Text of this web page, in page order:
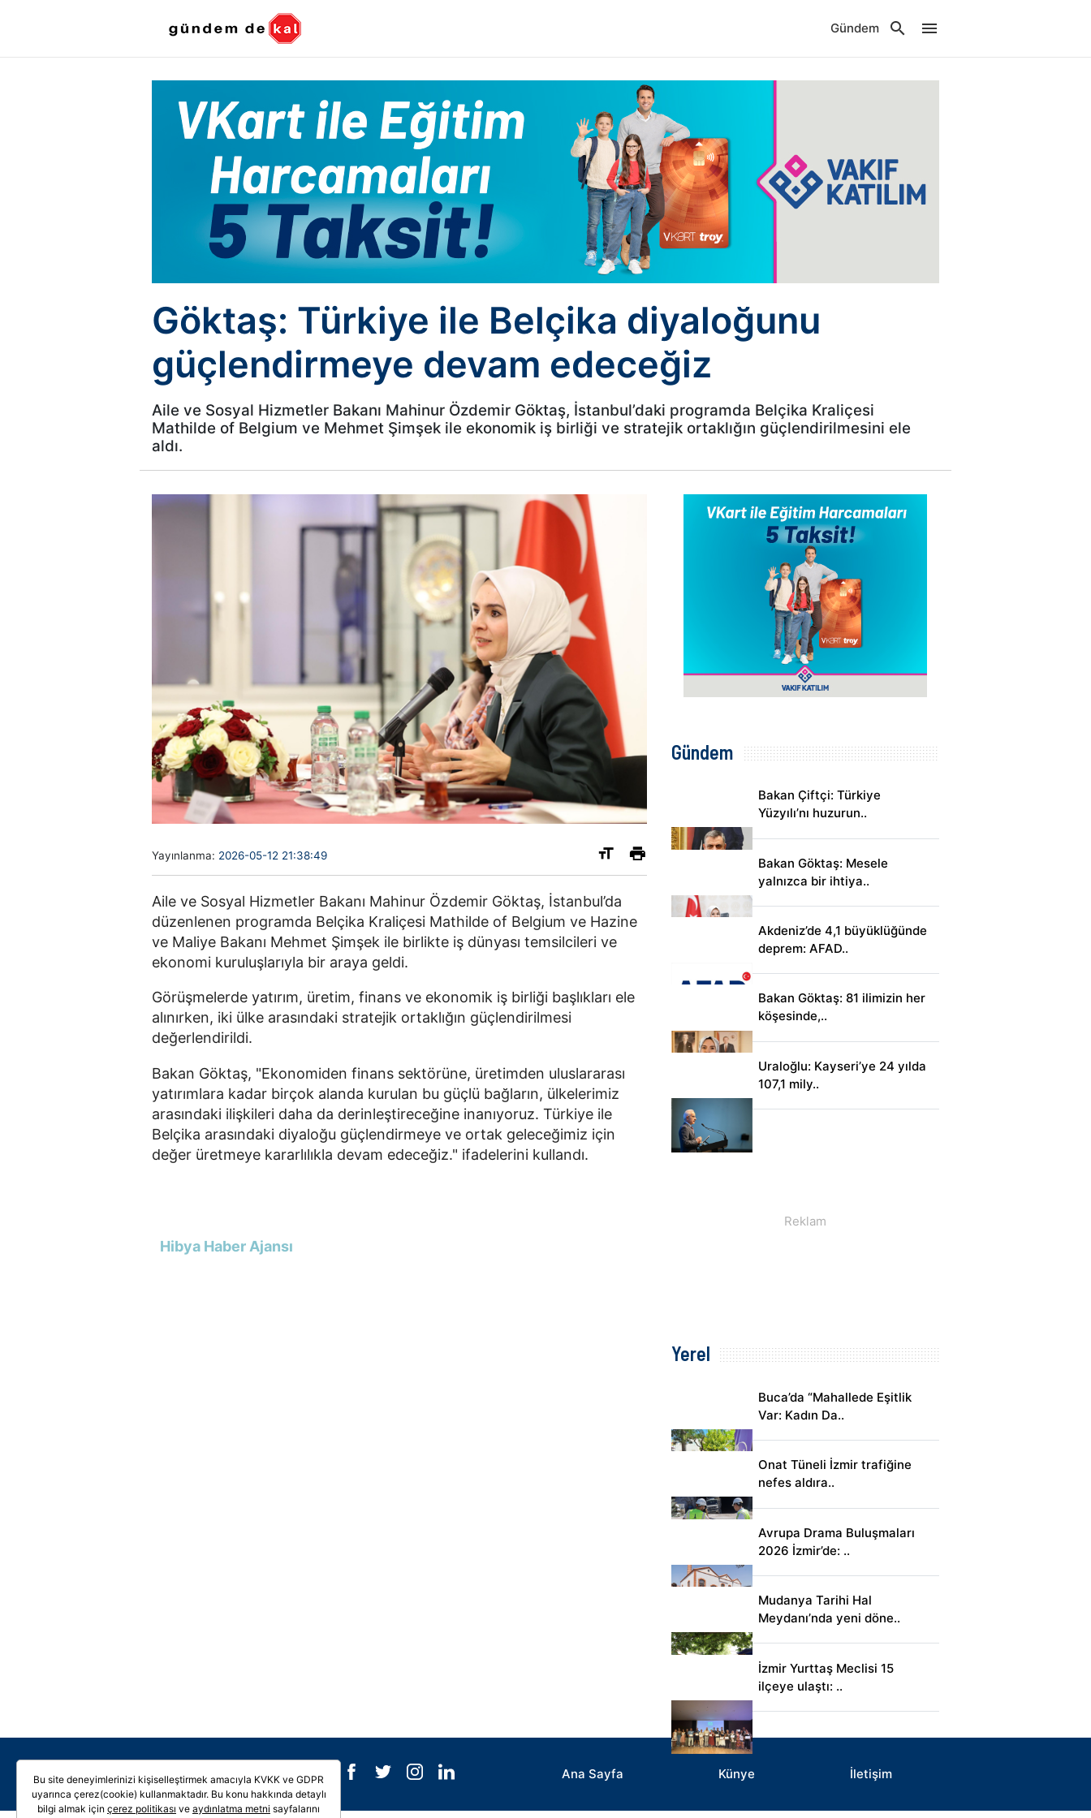
Gündem
Göktaş: Türkiye ile Belçika diyaloğunu
güçlendirmeye devam edeceğiz
Aile ve Sosyal Hizmetler Bakanı Mahinur Özdemir Göktaş, İstanbul’daki programda Belçika Kraliçesi
Mathilde of Belgium ve Mehmet Şimşek ile ekonomik iş birliği ve stratejik ortaklığın güçlendirilmesini ele
aldı.
Yayınlanma: 2026-05-12 21:38:49
Aile ve Sosyal Hizmetler Bakanı Mahinur Özdemir Göktaş, İstanbul’da
düzenlenen programda Belçika Kraliçesi Mathilde of Belgium ve Hazine
ve Maliye Bakanı Mehmet Şimşek ile birlikte iş dünyası temsilcileri ve
ekonomi kuruluşlarıyla bir araya geldi.
Görüşmelerde yatırım, üretim, finans ve ekonomik iş birliği başlıkları ele
alınırken, iki ülke arasındaki stratejik ortaklığın güçlendirilmesi
değerlendirildi.
Bakan Göktaş, "Ekonomiden finans sektörüne, üretimden uluslararası
yatırımlara kadar birçok alanda kurulan bu güçlü bağların, ülkelerimiz
arasındaki ilişkileri daha da derinleştireceğine inanıyoruz. Türkiye ile
Belçika arasındaki diyaloğu güçlendirmeye ve ortak geleceğimiz için
değer üretmeye kararlılıkla devam edeceğiz." ifadelerini kullandı.
Hibya Haber Ajansı
Gündem
Bakan Çiftçi: Türkiye
Yüzyılı’nı huzurun..
Bakan Göktaş: Mesele
yalnızca bir ihtiya..
Akdeniz’de 4,1 büyüklüğünde
deprem: AFAD..
Bakan Göktaş: 81 ilimizin her
köşesinde,..
Uraloğlu: Kayseri’ye 24 yılda
107,1 mily..
Yerel
Buca’da “Mahallede Eşitlik
Var: Kadın Da..
Onat Tüneli İzmir trafiğine
nefes aldıra..
Avrupa Drama Buluşmaları
2026 İzmir’de: ..
Mudanya Tarihi Hal
Meydanı’nda yeni döne..
İzmir Yurttaş Meclisi 15
ilçeye ulaştı: ..
Galeri Video Ana Sayfa Künye İletişim
Bu site deneyimlerinizi kişiselleştirmek amacıyla KVKK ve GDPR
uyarınca çerez(cookie) kullanmaktadır. Bu konu hakkında detaylı
bilgi almak için çerez politikası ve aydınlatma metni sayfalarını